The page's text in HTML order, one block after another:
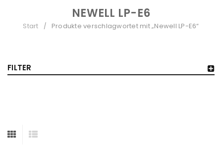
NEWELL LP-E6
Start / Produkte verschlagwortet mit „Newell LP-E6“
FILTER